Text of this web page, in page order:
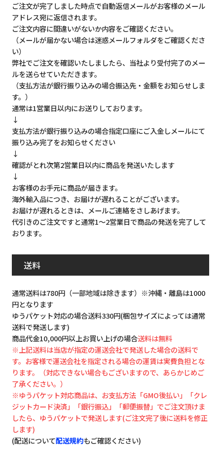
ご注文が完了しました時点で自動返信メールがお客様のメール
アドレス宛に返信されます。
ご注文内容に間違いがないか内容をご確認ください。
（メールが届かない場合は迷惑メールフォルダをご確認くださ
い）
弊社でご注文を確認いたしましたら、当社より受付完了のメー
ルを送らせていただきます。
（支払方法が銀行振り込みの場合振込先・金額をお知らせしま
す。）
通常は1営業日以内にお送りしております。
↓
支払方法が銀行振り込みの場合指定口座にご入金しメールにて
振り込み完了をお知らせください
↓
確認がとれ次第2営業日以内に商品を発送いたします
↓
お客様のお手元に商品が届きます。
海外輸入品につき、お届けが遅れることがございます。
お届けが遅れるときは、メールご連絡をさしあげます。
代引きのご注文ですと通常1～2営業日で商品の発送を完了して
おります。
送料
通常送料は780円（一部地域は除きます）※沖縄・離島は1000
円となります
ゆうパケット対応の場合送料330円(梱包サイズによっては通常
送料で発送します)
商品代金10,000円以上お買い上げの場合送料は無料
※上記送料は当店が指定の運送会社で発送した場合の送料で
す。お客様で運送会社を指定される場合の運賃は実費負担とな
ります。（対応できない場合もございますので、あらかじめご
了承ください。）
※ゆうパケット対応商品は、お支払方法「GMO後払い」「クレ
ジットカード決済」「銀行振込」「郵便振替」でご注文頂けま
したら、ゆうパケットで発送します(ご注文完了後に送料を修正
します)
(配送について配送規約もご確認ください)